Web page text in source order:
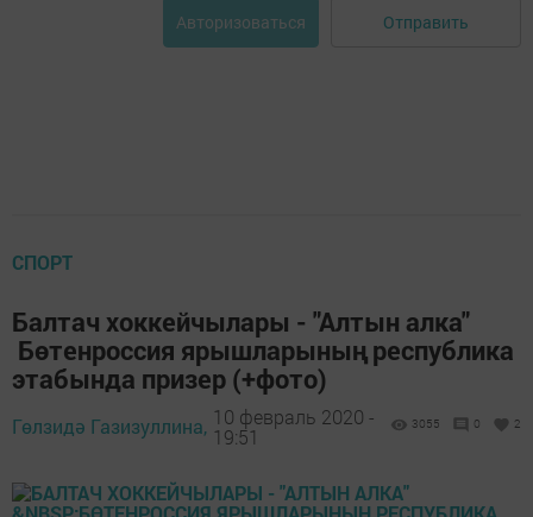
Авторизоваться Отправить
СПОРТ
Балтач хоккейчылары - "Алтын алка"
Бөтенроссия ярышларының республика
этабында призер (+фото)
Гөлзидә Газизуллина, 10 февраль 2020 -
19:51
3055 0 2